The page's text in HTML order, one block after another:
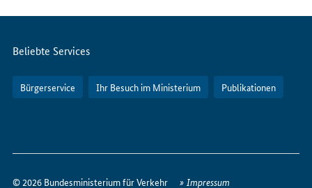
Servicemenü
Beliebte Services
Bürgerservice Ihr Besuch im Ministerium Publikationen
erreichen
© 2026 Bundesministerium für Verkehr Impressum